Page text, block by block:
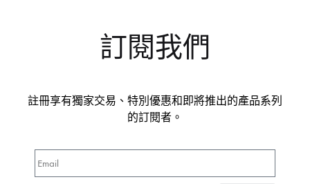
訂閱我們
註冊享有獨家交易、特別優惠和即將推出的產品系列
的訂閱者。